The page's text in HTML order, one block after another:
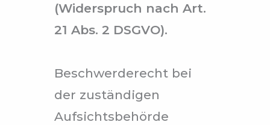
(Widerspruch nach Art.
21 Abs. 2 DSGVO).
Beschwerderecht bei
der zuständigen
Aufsichtsbehörde